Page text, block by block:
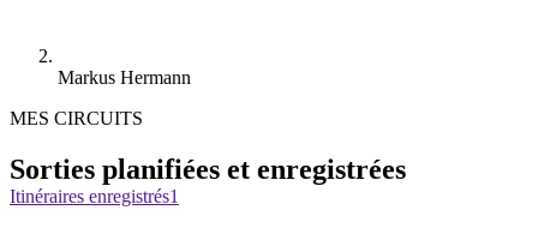
Markus Hermann
MES CIRCUITS
Sorties planifiées et enregistrées
Itinéraires enregistrés1